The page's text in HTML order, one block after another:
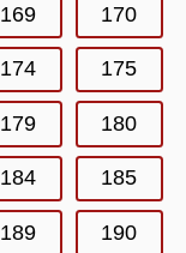
169 170
174 175
179 180
184 185
189 190